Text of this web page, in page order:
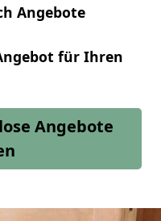
Angebote
für Ihren
Angebote